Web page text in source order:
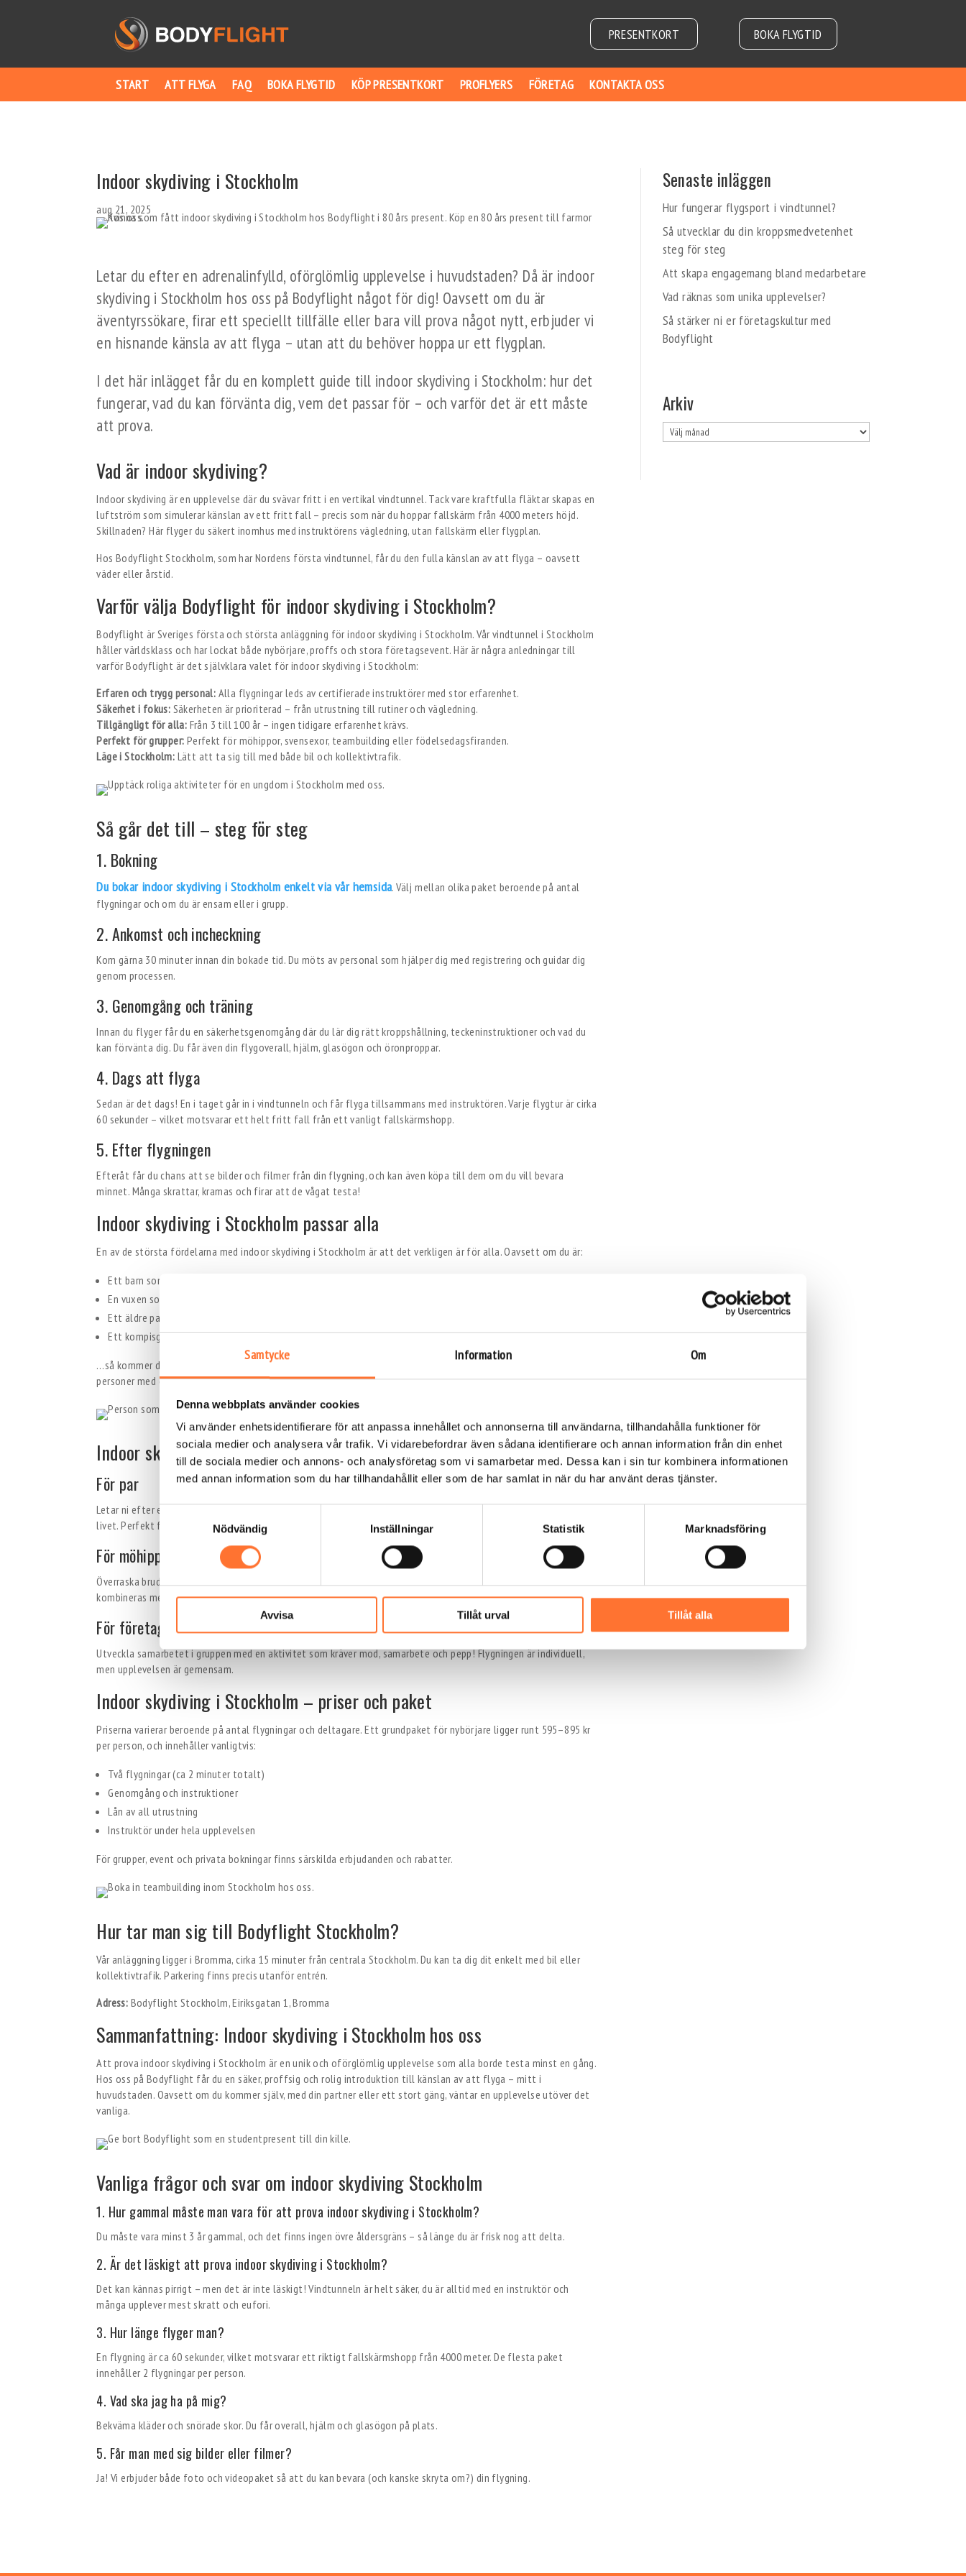
Samtycke Information Om
Denna webbplats använder cookies
Vi använder enhetsidentifierare för att anpassa innehållet och annonserna till användarna, tillhandahålla funktioner för
sociala medier och analysera vår trafik. Vi vidarebefordrar även sådana identifierare och annan information från din enhet
till de sociala medier och annons- och analysföretag som vi samarbetar med. Dessa kan i sin tur kombinera informationen
med annan information som du har tillhandahållit eller som de har samlat in när du har använt deras tjänster.
Samtyckesval
Nödvändig
Inställningar Statistik Marknadsföring
Avvisa Tillåt urval Tillåt alla
PRESENTKORT BOKA FLYGTID
START ATT FLYGA FAQ BOKA FLYGTID KÖP PRESENTKORT PROFLYERS FÖRETAG KONTAKTA OSS
Indoor skydiving i Stockholm
aug 21, 2025
Letar du efter en adrenalinfylld, oförglömlig upplevelse i huvudstaden? Då är indoor
skydiving i Stockholm hos oss på Bodyflight något för dig! Oavsett om du är
äventyrssökare, firar ett speciellt tillfälle eller bara vill prova något nytt, erbjuder vi
en hisnande känsla av att flyga – utan att du behöver hoppa ur ett flygplan.
I det här inlägget får du en komplett guide till indoor skydiving i Stockholm: hur det
fungerar, vad du kan förvänta dig, vem det passar för – och varför det är ett måste
att prova.
Vad är indoor skydiving?
Indoor skydiving är en upplevelse där du svävar fritt i en vertikal vindtunnel. Tack vare kraftfulla fläktar skapas en
luftström som simulerar känslan av ett fritt fall – precis som när du hoppar fallskärm från 4000 meters höjd.
Skillnaden? Här flyger du säkert inomhus med instruktörens vägledning, utan fallskärm eller flygplan.
Hos Bodyflight Stockholm, som har Nordens första vindtunnel, får du den fulla känslan av att flyga – oavsett
väder eller årstid.
Varför välja Bodyflight för indoor skydiving i Stockholm?
Bodyflight är Sveriges första och största anläggning för indoor skydiving i Stockholm. Vår vindtunnel i Stockholm
håller världsklass och har lockat både nybörjare, proffs och stora företagsevent. Här är några anledningar till
varför Bodyflight är det självklara valet för indoor skydiving i Stockholm:
Erfaren och trygg personal: Alla flygningar leds av certifierade instruktörer med stor erfarenhet.
Säkerhet i fokus: Säkerheten är prioriterad – från utrustning till rutiner och vägledning.
Tillgängligt för alla: Från 3 till 100 år – ingen tidigare erfarenhet krävs.
Perfekt för grupper: Perfekt för möhippor, svensexor, teambuilding eller födelsedagsfiranden.
Läge i Stockholm: Lätt att ta sig till med både bil och kollektivtrafik.
Så går det till – steg för steg
1. Bokning
Du bokar indoor skydiving i Stockholm enkelt via vår hemsida. Välj mellan olika paket beroende på antal
flygningar och om du är ensam eller i grupp.
2. Ankomst och incheckning
Kom gärna 30 minuter innan din bokade tid. Du möts av personal som hjälper dig med registrering och guidar dig
genom processen.
3. Genomgång och träning
Innan du flyger får du en säkerhetsgenomgång där du lär dig rätt kroppshållning, teckeninstruktioner och vad du
kan förvänta dig. Du får även din flygoverall, hjälm, glasögon och öronproppar.
4. Dags att flyga
Sedan är det dags! En i taget går in i vindtunneln och får flyga tillsammans med instruktören. Varje flygtur är cirka
60 sekunder – vilket motsvarar ett helt fritt fall från ett vanligt fallskärmshopp.
5. Efter flygningen
Efteråt får du chans att se bilder och filmer från din flygning, och kan även köpa till dem om du vill bevara
minnet. Många skrattar, kramas och firar att de vågat testa!
Indoor skydiving i Stockholm passar alla
En av de största fördelarna med indoor skydiving i Stockholm är att det verkligen är för alla. Oavsett om du är:
Ett barn som vill testa något nytt
En vuxen som drömmer om att flyga
Ett äldre par som vill göra något utöver det vanliga
Ett kompisgäng som letar efter en galen grej att göra ihop
…så kommer du att ha en trygg, rolig och unik upplevelse. Vi har även erfarenhet av att anpassa upplevelsen för
personer med olika fysiska förutsättningar.
Indoor skydiving som aktivitet för olika tillfällen
För par
Letar ni efter en annorlunda dejt? Indoor skydiving i Stockholm ger både skratt, fjärilar i magen och ett minne för
livet. Perfekt för att komma närmare varandra – bokstavligt talat!
För möhippor och svensexor
Överraska bruden eller brudgummen med något utanför boxen. Vi har möhippe- och svensexepaket som kan
kombineras med utklädnad, foto och roliga utmaningar.
För företag och teambuilding
Utveckla samarbetet i gruppen med en aktivitet som kräver mod, samarbete och pepp! Flygningen är individuell,
men upplevelsen är gemensam.
Indoor skydiving i Stockholm – priser och paket
Priserna varierar beroende på antal flygningar och deltagare. Ett grundpaket för nybörjare ligger runt 595–895 kr
per person, och innehåller vanligtvis:
Två flygningar (ca 2 minuter totalt)
Genomgång och instruktioner
Lån av all utrustning
Instruktör under hela upplevelsen
För grupper, event och privata bokningar finns särskilda erbjudanden och rabatter.
Hur tar man sig till Bodyflight Stockholm?
Vår anläggning ligger i Bromma, cirka 15 minuter från centrala Stockholm. Du kan ta dig dit enkelt med bil eller
kollektivtrafik. Parkering finns precis utanför entrén.
Adress: Bodyflight Stockholm, Eiriksgatan 1, Bromma
Sammanfattning: Indoor skydiving i Stockholm hos oss
Att prova indoor skydiving i Stockholm är en unik och oförglömlig upplevelse som alla borde testa minst en gång.
Hos oss på Bodyflight får du en säker, proffsig och rolig introduktion till känslan av att flyga – mitt i
huvudstaden. Oavsett om du kommer själv, med din partner eller ett stort gäng, väntar en upplevelse utöver det
vanliga.
Vanliga frågor och svar om indoor skydiving Stockholm
1. Hur gammal måste man vara för att prova indoor skydiving i Stockholm?
Du måste vara minst 3 år gammal, och det finns ingen övre åldersgräns – så länge du är frisk nog att delta.
2. Är det läskigt att prova indoor skydiving i Stockholm?
Det kan kännas pirrigt – men det är inte läskigt! Vindtunneln är helt säker, du är alltid med en instruktör och
många upplever mest skratt och eufori.
3. Hur länge flyger man?
En flygning är ca 60 sekunder, vilket motsvarar ett riktigt fallskärmshopp från 4000 meter. De flesta paket
innehåller 2 flygningar per person.
4. Vad ska jag ha på mig?
Bekväma kläder och snörade skor. Du får overall, hjälm och glasögon på plats.
5. Får man med sig bilder eller filmer?
Ja! Vi erbjuder både foto och videopaket så att du kan bevara (och kanske skryta om?) din flygning.
Senaste inläggen
Hur fungerar flygsport i vindtunnel?
Så utvecklar du din kroppsmedvetenhet
steg för steg
Att skapa engagemang bland medarbetare
Vad räknas som unika upplevelser?
Så stärker ni er företagskultur med
Bodyflight
Arkiv
Arkiv